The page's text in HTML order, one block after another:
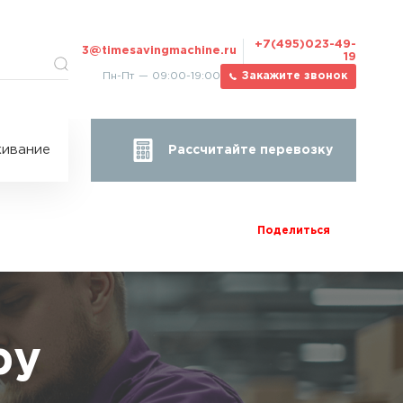
3@timesavingmachine.ru
+7(495)023-49-
19
Пн-Пт — 09:00-19:00
Закажите звонок
Рассчитайте перевозку
Поделиться